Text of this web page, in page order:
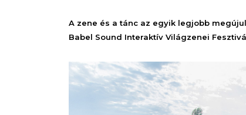
A zene és a tánc az egyik legjobb
Babel Sound Interaktív Világzenei